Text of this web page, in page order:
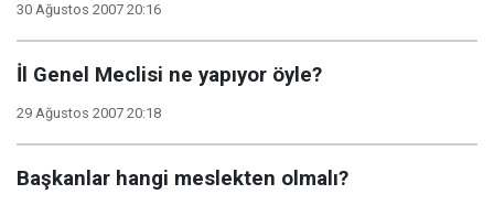
30 Ağustos 2007 20:16
İl Genel Meclisi ne yapıyor öyle?
29 Ağustos 2007 20:18
Başkanlar hangi meslekten olmalı?